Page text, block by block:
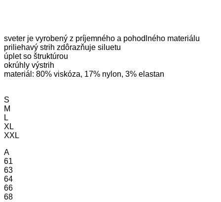
sveter je vyrobený z príjemného a pohodlného materiálu
priliehavý strih zdôrazňuje siluetu
úplet so štruktúrou
okrúhly výstrih
materiál: 80% viskóza, 17% nylon, 3% elastan
S
M
L
XL
XXL
A
61
63
64
66
68